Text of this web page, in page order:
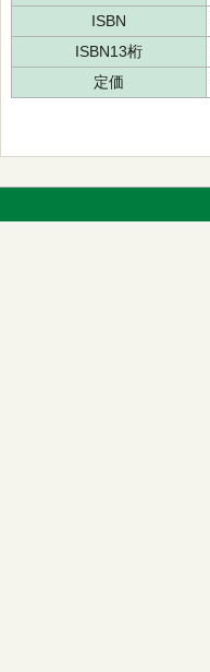
ISBN
ISBN13桁
定価